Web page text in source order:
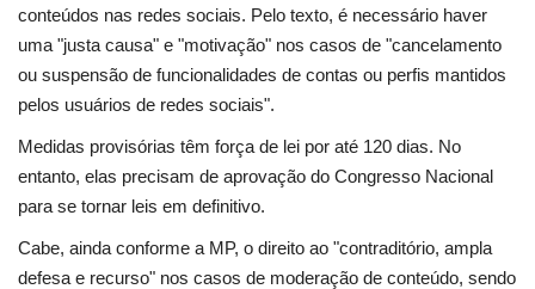
Veja Na Cor Escura
conteúdos nas redes sociais. Pelo texto, é necessário haver
uma "justa causa" e "motivação" nos casos de "cancelamento
ou suspensão de funcionalidades de contas ou perfis mantidos
pelos usuários de redes sociais".
Medidas provisórias têm força de lei por até 120 dias. No
entanto, elas precisam de aprovação do Congresso Nacional
para se tornar leis em definitivo.
Cabe, ainda conforme a MP, o direito ao "contraditório, ampla
defesa e recurso" nos casos de moderação de conteúdo, sendo